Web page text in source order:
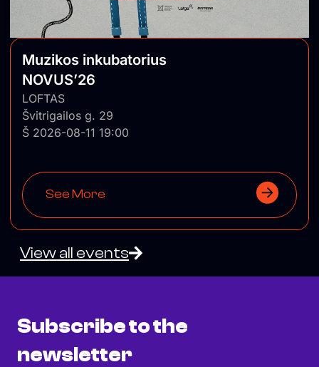
Muzikos inkubatorius
NOVUS’26
LOFTAS
Švitrigailos g. 29
Š 2026-08-11 19:00
See More
View all events
Subscribe to the
newsletter